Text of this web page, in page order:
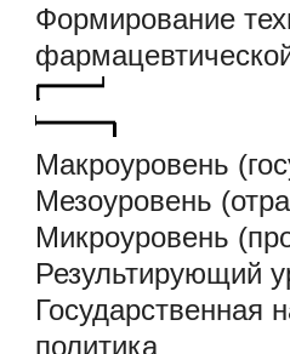
Формирование
Макроуровень
Мезоуровень
Микроуровень
Результирующий
Государственная
политика